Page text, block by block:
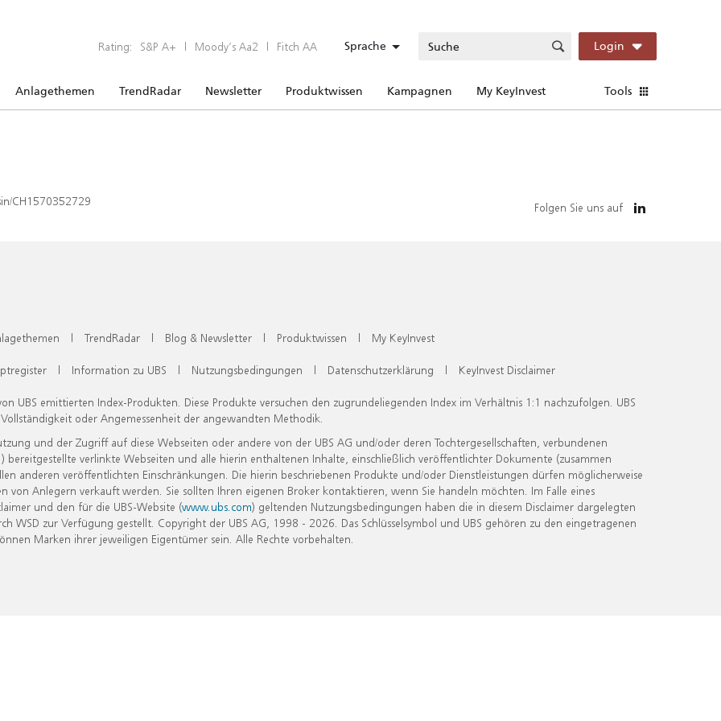
Rating: S&P A+ | Moody’s Aa2 | Fitch AA Sprache Login
Anlagethemen TrendRadar Newsletter Produktwissen Kampagnen My KeyInvest Tools
CH1570352729 Folgen Sie uns auf
| TrendRadar | Blog & Newsletter | Produktwissen | My KeyInvest
| Information zu UBS | Nutzungsbedingungen | Datenschutzerklärung | KeyInvest Disclaimer
UBS emittierten Index-Produkten. Diese Produkte versuchen den zugrundeliegenden Index im Verhältnis 1:1 nachzufolgen. UBS
oder Angemessenheit der angewandten Methodik.
und der Zugriff auf diese Webseiten oder andere von der UBS AG und/oder deren Tochtergesellschaften, verbundenen
verlinkte Webseiten und alle hierin enthaltenen Inhalte, einschließlich veröffentlichter Dokumente (zusammen
anderen veröffentlichten Einschränkungen. Die hierin beschriebenen Produkte und/oder Dienstleistungen dürfen möglicherweise
Anlegern verkauft werden. Sie sollten Ihren eigenen Broker kontaktieren, wenn Sie handeln möchten. Im Falle eines
und den für die UBS-Website (www.ubs.com) geltenden Nutzungsbedingungen haben die in diesem Disclaimer dargelegten
zur Verfügung gestellt. Copyright der UBS AG, 1998 - 2026. Das Schlüsselsymbol und UBS gehören zu den eingetragenen
Marken ihrer jeweiligen Eigentümer sein. Alle Rechte vorbehalten.